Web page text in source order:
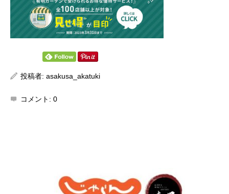
投稿者: asakusa_akatuki
コメント: 0